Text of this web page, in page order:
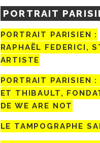
PORTRAIT
PORTRAIT PARISIEN :
RAPHAËL FEDERICI,
ARTISTE
PORTRAIT PARISIEN :
ET THIBAULT,
DE WE ARE NOT
LE TAMPOGRAPHE